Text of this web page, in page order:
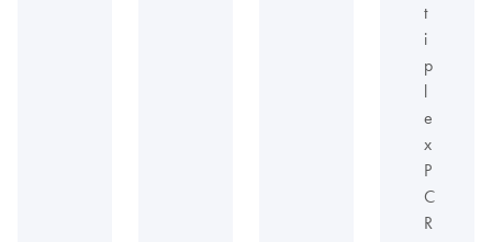
t
i
p
l
e
x
P
C
R